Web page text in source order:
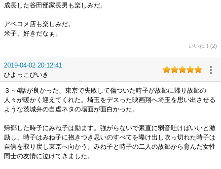
成長した谷田部家長男も楽しみだ。
アベコメ店も楽しみだ。
米子、好きだなぁ。
いいね！(2)
2019-04-02 20:12:41
ひよっこびいき
３～4話が良かった、東京で失敗して傷ついた時子が故郷に帰り故郷の
人々が暖かく迎えてくれた。埼玉をデスった映画翔へ埼玉を思い出させる
ような茨城弁の自虐ネタの場面が面白かった。
帰郷した時子にみね子は励ます。強がらないで素直に弱音吐けばいいと激
励し、時子はみね子に抱きつき思いのすべてを曝け出し吹っ切れた時子は
自信を取り戻し東京へ向かう。みね子と時子の二人の故郷から育んだ女性
同士の友情に泣けてきました。